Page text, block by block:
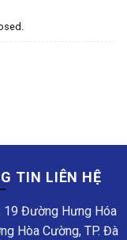
TIN LIÊN HỆ
19 Đường Hưng Hóa
Hòa Cường, TP. Đà